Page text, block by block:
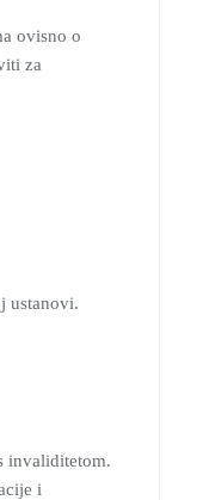
ovisno o
za
ustanovi.
invaliditetom.
i